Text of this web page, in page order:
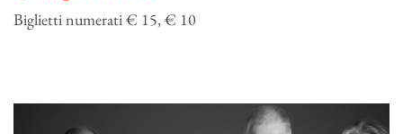
Biglietti numerati € 15, € 10